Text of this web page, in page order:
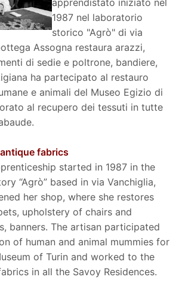
1987 nel laboratorio
storico "Agrò" di via
Assogna restaura arazzi,
di sedie e poltrone, bandiere,
ha partecipato al restauro
e animali del Museo Egizio di
al recupero dei tessuti in tutte
fabrics
started in 1987 in the
“Agrò” based in via Vanchiglia,
her shop, where she restores
upholstery of chairs and
banners. The artisan participated
of human and animal mummies for
of Turin and worked to the
in all the Savoy Residences.